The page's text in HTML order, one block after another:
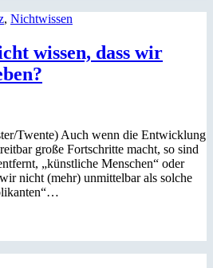
, Nichtwissen
wissen, dass wir
Twente) Auch wenn die Entwicklung
große Fortschritte macht, so sind
„künstliche Menschen“ oder
nicht (mehr) unmittelbar als solche